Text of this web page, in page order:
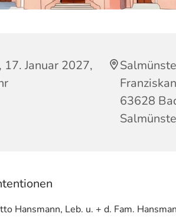
17. Januar 2027,
63628
Hansmann, Leb. u. + d. Fam.